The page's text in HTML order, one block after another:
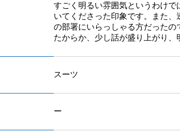
すごく明るい雰囲気というわけ
いてくださった印象です。また
の部署にいらっしゃる方だった
たからか、少し話が盛り上がり、
スーツ
ー